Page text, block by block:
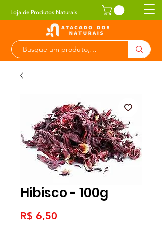
Loja de Produtos Naturais
Hibisco - 100g
R$ 6,50